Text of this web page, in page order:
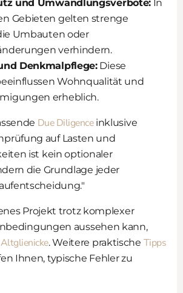
und Umwandlungsverbote: In
Gebieten gelten strenge
Umbauten oder
verhindern.
Denkmalpflege:Diese
Wohnqualität und
erheblich.
Due Diligenceinklusive
auf Lasten und
ist kein optionaler
die Grundlage jeder
Projekt trotz komplexer
aussehen kann,
. Weitere praktische Tipps
Ihnen, typische Fehler zu